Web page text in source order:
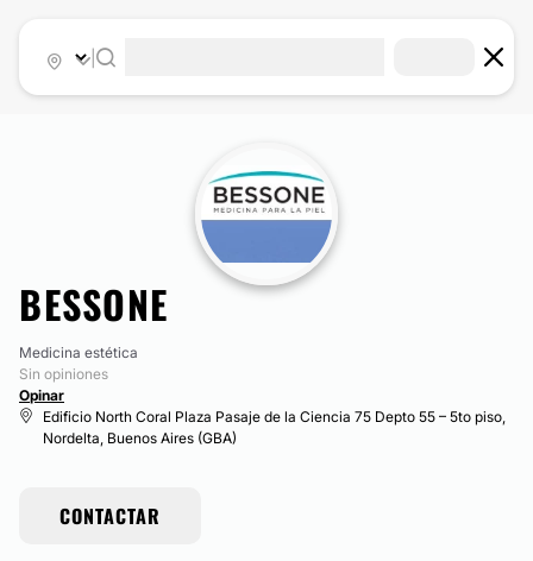
BESSONE
Medicina estética
Sin opiniones
Opinar
Edificio North Coral Plaza Pasaje de la Ciencia 75 Depto 55 – 5to piso,
Nordelta, Buenos Aires (GBA)
CONTACTAR